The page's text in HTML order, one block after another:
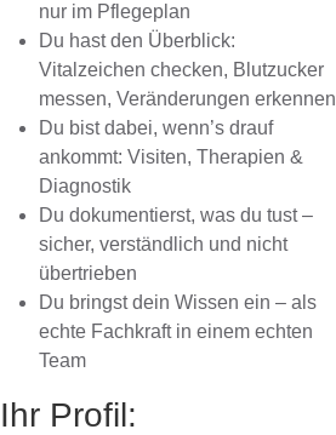
nur im Pflegeplan
Du hast den Überblick:
Vitalzeichen checken, Blutzucker
messen, Veränderungen erkennen
Du bist dabei, wenn’s drauf
ankommt: Visiten, Therapien &
Diagnostik
Du dokumentierst, was du tust –
sicher, verständlich und nicht
übertrieben
Du bringst dein Wissen ein – als
echte Fachkraft in einem echten
Team
Ihr Profil: